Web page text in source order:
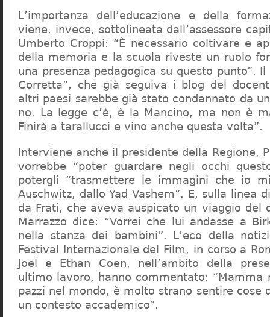
L’importanza dell’educazione e della
viene, invece, sottolineata dall’assessore
Umberto Croppi: “È necessario coltivare e
della memoria e la scuola riveste un ruolo
una presenza pedagogica su questo punto”.
Corretta”, che già seguiva i blog del
altri paesi sarebbe già stato condannato da
no. La legge c’è, è la Mancino, ma non è
Finirà a tarallucci e vino anche questa volta”.
Interviene anche il presidente della Regione,
vorrebbe “poter guardare negli occhi
potergli “trasmettere le immagini che io
Auschwitz, dallo Yad Vashem”. E, sulla linea
da Frati, che aveva auspicato un viaggio del
Marrazzo dice: “Vorrei che lui andasse a
nella stanza dei bambini”. L’eco della
Festival Internazionale del Film, in corso a
Joel e Ethan Coen, nell’ambito della
ultimo lavoro, hanno commentato: “Mamma
pazzi nel mondo, è molto strano sentire cose
un contesto accademico”.